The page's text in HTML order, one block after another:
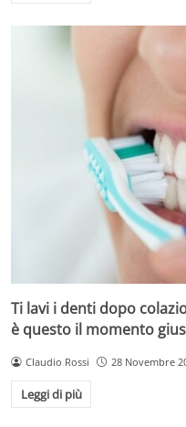
Ti lavi i denti dopo
è questo il momento
Claudio Rossi 28 Novembre
Leggi di più